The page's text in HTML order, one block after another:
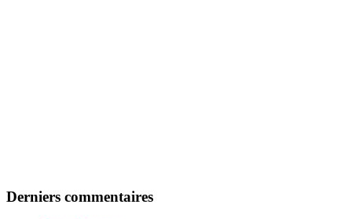
Derniers commentaires